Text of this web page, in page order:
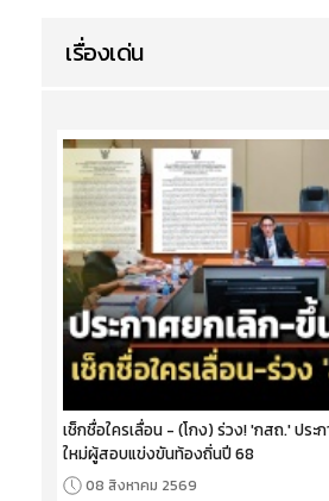
เรื่องเด่น
เช็กชื่อใครเลื่อน - (โกง) ร่วง! 'กสถ.' ปร
ใหม่ผู้สอบแข่งขันท้องถิ่นปี 68
08 สิงหาคม 2569